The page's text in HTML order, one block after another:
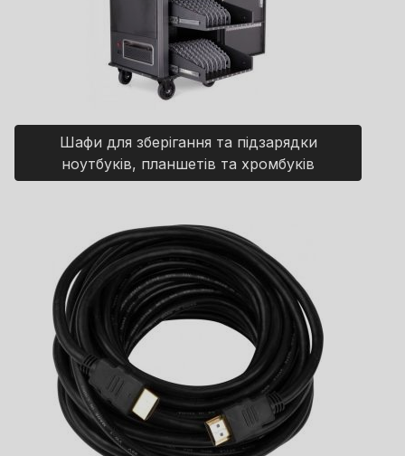
Шафи для зберігання та підзарядки
ноутбуків, планшетів та хромбуків